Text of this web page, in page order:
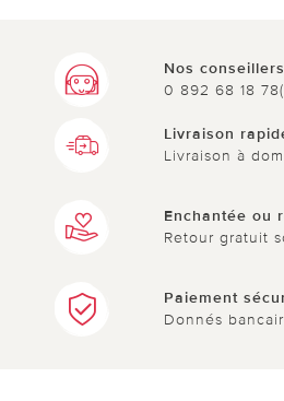
Nos
0 892 68 18
Livraison
Livraison à
Enchantée ou
Retour gratuit
Paiement
Donnés